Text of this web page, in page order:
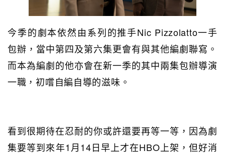
今季的劇本依然由系列的推手Nic Pizzolatto一手
包辦，當中第四及第六集更會有與其他編劇聯寫。
而本為編劇的他亦會在新一季的其中兩集包辦導演
一職，初嚐自編自導的滋味。
看到很期待在忍耐的你或許還要再等一等，因為劇
集要等到來年1月14日早上才在HBO上架，但好消